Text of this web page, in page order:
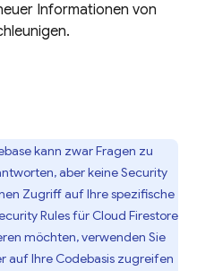
Informationen von
kann zwar Fragen zu
aber keineSecurity
Zugriff auf Ihre spezifische
Rulesfür Cloud Firestore
möchten, verwenden Sie
auf Ihre Codebasis zugreifen